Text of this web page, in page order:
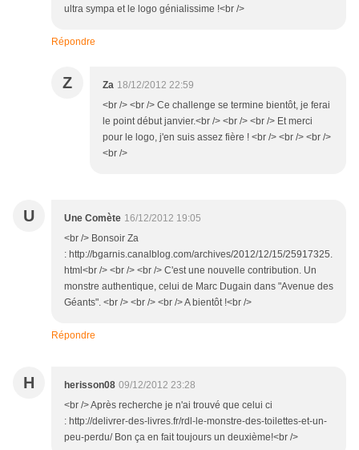
ultra sympa et le logo génialissime !<br />
Répondre
Z Za 18/12/2012 22:59
<br /> <br /> Ce challenge se termine bientôt, je ferai
le point début janvier.<br /> <br /> <br /> Et merci
pour le logo, j'en suis assez fière ! <br /> <br /> <br />
<br />
U Une Comète 16/12/2012 19:05
<br /> Bonsoir Za
: http://bgarnis.canalblog.com/archives/2012/12/15/25917325.
html<br /> <br /> <br /> C'est une nouvelle contribution. Un
monstre authentique, celui de Marc Dugain dans "Avenue des
Géants". <br /> <br /> <br /> A bientôt !<br />
Répondre
H herisson08 09/12/2012 23:28
<br /> Après recherche je n'ai trouvé que celui ci
: http://delivrer-des-livres.fr/rdl-le-monstre-des-toilettes-et-un-
peu-perdu/ Bon ça en fait toujours un deuxième!<br />